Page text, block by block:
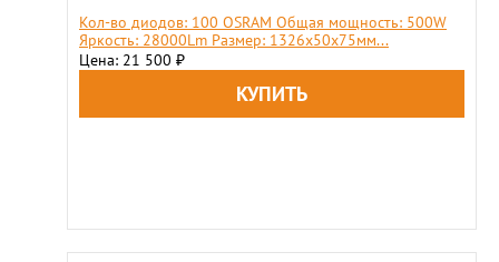
Кол-во диодов: 100 OSRAM Общая мощность: 500W
Яркость: 28000Lm Размер: 1326х50х75мм...
Цена: 21 500 ₽